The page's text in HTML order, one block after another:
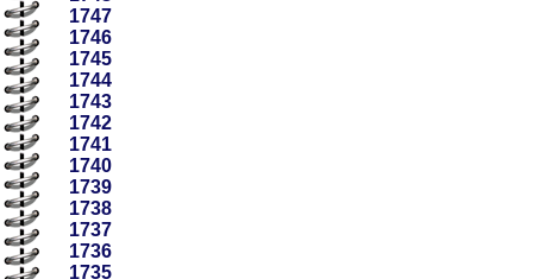
1747
1746
1745
1744
1743
1742
1741
1740
1739
1738
1737
1736
1735